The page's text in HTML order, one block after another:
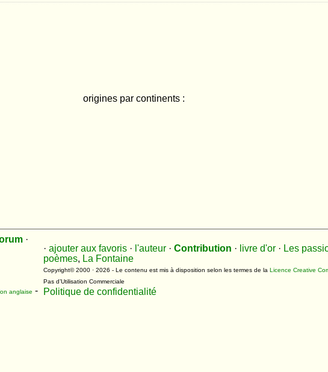
origines par continents :
·
· ajouter aux favoris · l'auteur · Contribution · livre d'or · Les
poèmes, La Fontaine
Copyright© 2000 · 2026 - Le contenu est mis à disposition selon les termes de la Licence Creative
Pas d’Utilisation Commerciale
Politique de confidentialité
anglaise -